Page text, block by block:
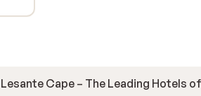
Lesante Cape – The Leading Hotels